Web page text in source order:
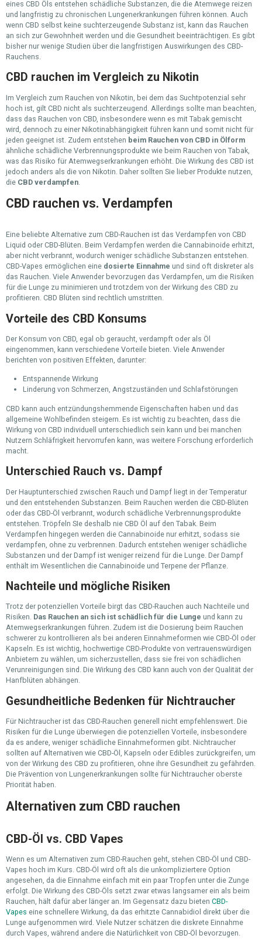
eines CBD Öls entstehen schädliche Substanzen, die die Atemwege reizen
und langfristig zu chronischen Lungenerkrankungen führen können. Auch
wenn CBD selbst keine suchterzeugende Substanz ist, kann das Rauchen
an sich zur Gewohnheit werden und die Gesundheit beeinträchtigen. Es gibt
bisher nur wenige Studien über die langfristigen Auswirkungen des CBD-
Rauchens.
CBD rauchen im Vergleich zu Nikotin
Im Vergleich zum Rauchen von Nikotin, bei dem das Suchtpotenzial sehr
hoch ist, gilt CBD nicht als suchterzeugend. Allerdings sollte man beachten,
dass das Rauchen von CBD, insbesondere wenn es mit Tabak gemischt
wird, dennoch zu einer Nikotinabhängigkeit führen kann und somit nicht für
jeden geeignet ist. Zudem entstehen beim Rauchen von CBD in Ölform
ähnliche schädliche Verbrennungsprodukte wie beim Rauchen von Tabak,
was das Risiko für Atemwegserkrankungen erhöht. Die Wirkung des CBD ist
jedoch anders als die von Nikotin. Daher sollten Sie lieber Produkte nutzen,
die CBD verdampfen
CBD rauchen vs. Verdampfen
Eine beliebte Alternative zum CBD-Rauchen ist das Verdampfen von CBD
Liquid oder CBD-Blüten. Beim Verdampfen werden die Cannabinoide erhitzt,
aber nicht verbrannt, wodurch weniger schädliche Substanzen entstehen.
CBD-Vapes ermöglichen eine dosierte Einnahme und sind oft diskreter als
das Rauchen. Viele Anwender bevorzugen das Verdampfen, um die Risiken
für die Lunge zu minimieren und trotzdem von der Wirkung des CBD zu
profitieren. CBD Blüten sind rechtlich umstritten.
Vorteile des CBD Konsums
Der Konsum von CBD, egal ob geraucht, verdampft oder als Öl
eingenommen, kann verschiedene Vorteile bieten. Viele Anwender
berichten von positiven Effekten, darunter:
Entspannende Wirkung
Linderung von Schmerzen, Angstzuständen und Schlafstörungen
CBD kann auch entzündungshemmende Eigenschaften haben und das
allgemeine Wohlbefinden steigern. Es ist wichtig zu beachten, dass die
Wirkung von CBD individuell unterschiedlich sein kann und bei manchen
Nutzern Schläfrigkeit hervorrufen kann, was weitere Forschung erforderlich
macht.
Unterschied Rauch vs. Dampf
Der Hauptunterschied zwischen Rauch und Dampf liegt in der Temperatur
und den entstehenden Substanzen. Beim Rauchen werden die CBD-Blüten
oder das CBD-Öl verbrannt, wodurch schädliche Verbrennungsprodukte
entstehen. Tröpfeln SIe deshalb nie CBD Öl auf den Tabak. Beim
Verdampfen hingegen werden die Cannabinoide nur erhitzt, sodass sie
verdampfen, ohne zu verbrennen. Dadurch entstehen weniger schädliche
Substanzen und der Dampf ist weniger reizend für die Lunge. Der Dampf
enthält im Wesentlichen die Cannabinoide und Terpene der Pflanze.
Nachteile und mögliche Risiken
Trotz der potenziellen Vorteile birgt das CBD-Rauchen auch Nachteile und
Risiken. Das Rauchen an sich ist schädlich für die Lunge und kann zu
Atemwegserkrankungen führen. Zudem ist die Dosierung beim Rauchen
schwerer zu kontrollieren als bei anderen Einnahmeformen wie CBD-Öl oder
Kapseln. Es ist wichtig, hochwertige CBD-Produkte von vertrauenswürdigen
Anbietern zu wählen, um sicherzustellen, dass sie frei von schädlichen
Verunreinigungen sind. Die Wirkung des CBD kann auch von der Qualität der
Hanfblüten abhängen.
Gesundheitliche Bedenken für Nichtraucher
Für Nichtraucher ist das CBD-Rauchen generell nicht empfehlenswert. Die
Risiken für die Lunge überwiegen die potenziellen Vorteile, insbesondere
da es andere, weniger schädliche Einnahmeformen gibt. Nichtraucher
sollten auf Alternativen wie CBD-Öl, Kapseln oder Edibles zurückgreifen, um
von der Wirkung des CBD zu profitieren, ohne ihre Gesundheit zu gefährden.
Die Prävention von Lungenerkrankungen sollte für Nichtraucher oberste
Priorität haben.
Alternativen zum CBD rauchen
CBD-Öl vs. CBD Vapes
Wenn es um Alternativen zum CBD-Rauchen geht, stehen CBD-Öl und CBD-
Vapes hoch im Kurs. CBD-Öl wird oft als die unkompliziertere Option
angesehen, da die Einnahme einfach mit ein paar Tropfen unter die Zunge
erfolgt. Die Wirkung des CBD-Öls setzt zwar etwas langsamer ein als beim
Rauchen, hält dafür aber länger an. Im Gegensatz dazu bieten CBD-
Vapes eine schnellere Wirkung, da das erhitzte Cannabidiol direkt über die
Lunge aufgenommen wird. Viele Nutzer schätzen die diskrete Einnahme
durch Vapes, während andere die Natürlichkeit von CBD-Öl bevorzugen.